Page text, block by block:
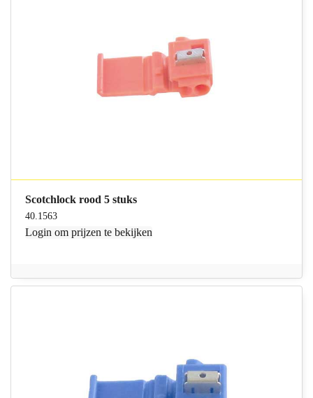
Scotchlock rood 5 stuks
40.1563
Login om prijzen te bekijken